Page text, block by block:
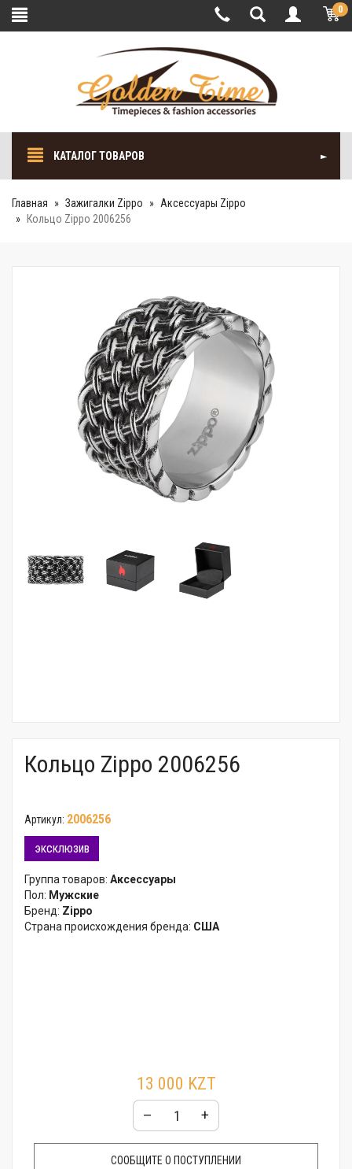
0
КАТАЛОГ ТОВАРОВ
Главная Зажигалки Zippo
Аксессуары Zippo
Кольцо Zippo 2006256
Кольцо Zippo 2006256
Артикул: 2006256
эксклюзив
Группа товаров: Аксессуары
Пол: Мужские
Бренд: Zippo
Страна происхождения бренда: США
13 000 KZT
– +
СООБЩИТЕ О ПОСТУПЛЕНИИ